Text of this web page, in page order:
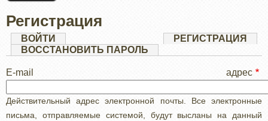
Регистрация
Главные
вкладки
ВОЙТИ РЕГИСТРАЦИЯ
ВОССТАНОВИТЬ ПАРОЛЬ
E-mail адрес
Действительный адрес электронной почты. Все электронные
письма, отправляемые системой, будут высланы на данный